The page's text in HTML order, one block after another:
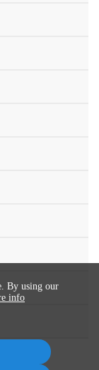
By using our
info